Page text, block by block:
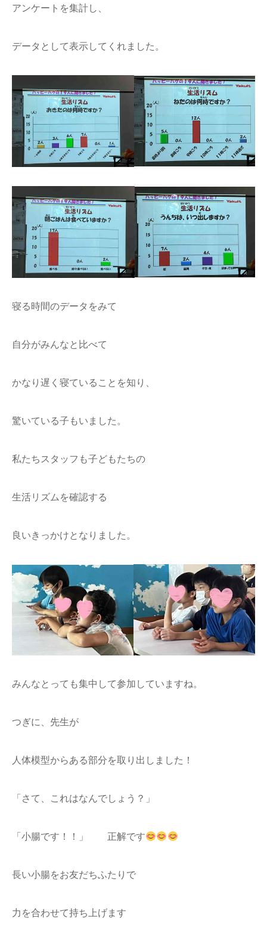
アンケートを集計し、
データとして表示してくれました。
寝る時間のデータをみて
自分がみんなと比べて
かなり遅く寝ていることを知り、
驚いている子もいました。
私たちスタッフも子どもたちの
生活リズムを確認する
良いきっかけとなりました。
みんなとっても集中して参加していますね。
つぎに、先生が
人体模型からある部分を取り出しました！
「さて、これはなんでしょう？」
「小腸です！！」 正解です
長い小腸をお友だちふたりで
力を合わせて持ち上げます